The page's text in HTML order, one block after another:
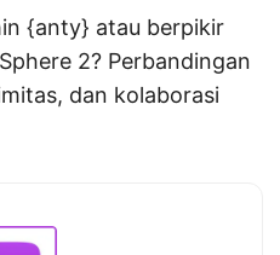
{anty} atau berpikir
2? Perbandingan
dan kolaborasi